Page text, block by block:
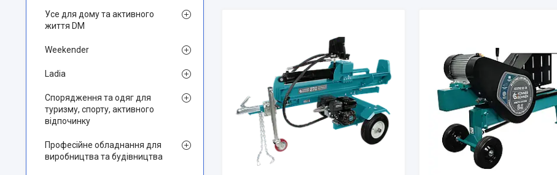
Усе для дому та активного
життя DM
Weekender
Ladia
Спорядження та одяг для
туризму, спорту, активного
відпочинку
Професійне обладнання для
виробництва та будівництва